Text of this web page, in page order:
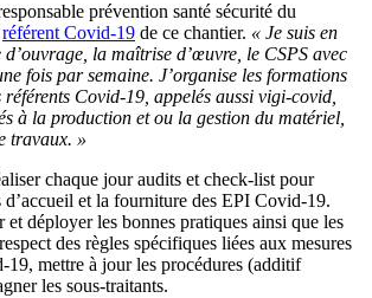
prévention santé sécurité du
référent Covid-19 de ce chantier. « Je suis en
la maîtrise d’œuvre, le CSPS avec
fois par semaine. J’organise les formations
référents Covid-19, appelés aussi vigi-covid,
à la production et ou la gestion du matériel,
travaux. »
chaque jour audits et check-list pour
d’accueil et la fourniture des EPI Covid-19.
déployer les bonnes pratiques ainsi que les
des règles spécifiques liées aux mesures
mettre à jour les procédures (additif
les sous-traitants.